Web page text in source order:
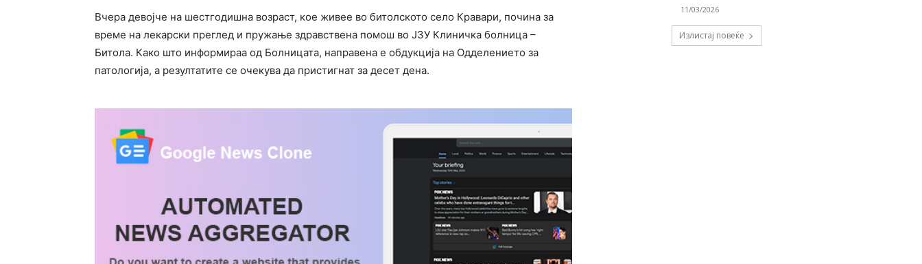
Вчера девојче на шестгодишна возраст, кое живее во битолското село Кравари, почина за
време на лекарски преглед и пружање здравствена помош во ЈЗУ Клиничка болница –
Битола. Како што информираа од Болницата, направена е обдукција на Одделението за
патологија, а резултатите се очекува да пристигнат за десет дена.
11/03/2026
Излистај повеќе